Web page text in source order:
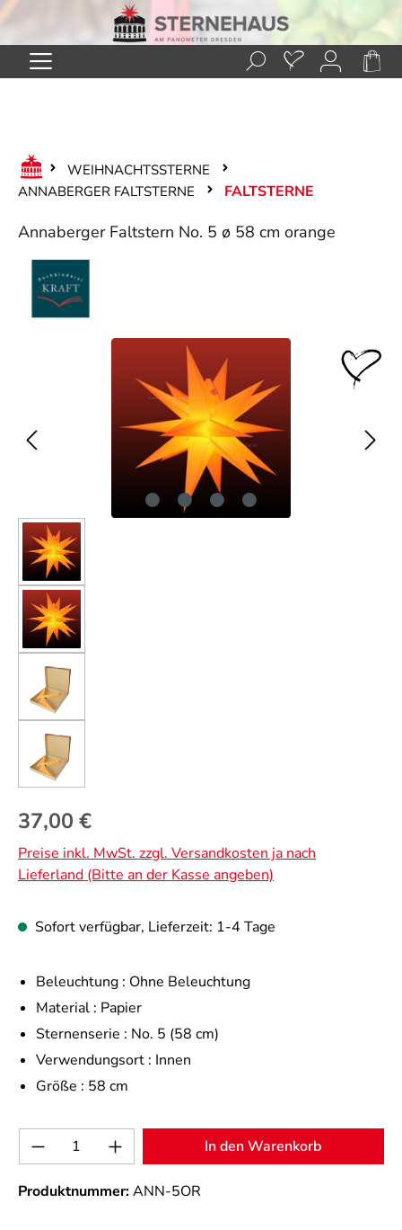
Zum Hauptinhalt springen
WEIHNACHTSSTERNE
ANNABERGER FALTSTERNE
FALTSTERNE
Annaberger Faltstern No. 5 ø 58 cm orange
Bildergalerie überspringen
Regulärer Preis:
37,00 €
Preise inkl. MwSt. zzgl. Versandkosten ja nach
Lieferland (Bitte an der Kasse angeben)
Sofort verfügbar, Lieferzeit: 1-4 Tage
Beleuchtung : Ohne Beleuchtung
Material : Papier
Sternenserie : No. 5 (58 cm)
Verwendungsort : Innen
Größe : 58 cm
Produkt Anzahl: Gib den gewünschten
In den Warenkorb
Produktnummer:ANN-5OR